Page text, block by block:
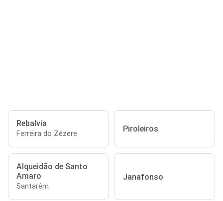
Rebalvia
Ferreira do Zêzere Piroleiros
Alqueidão de Santo
Amaro
Santarém
Janafonso